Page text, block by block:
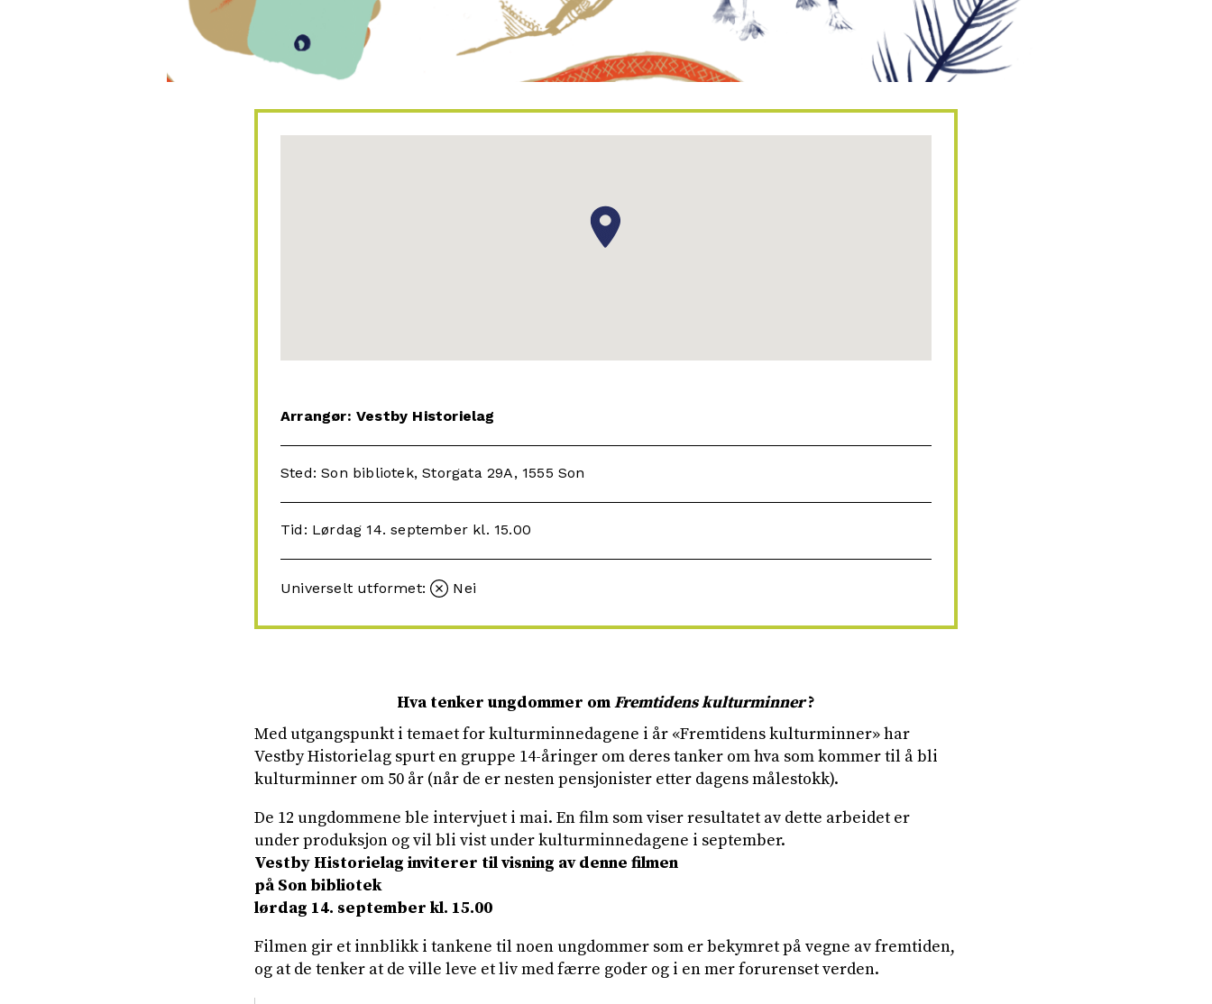
Arrangør: Vestby Historielag
Sted: Son bibliotek, Storgata 29A, 1555 Son
Tid: Lørdag 14. september kl. 15.00
Universelt utformet: Nei
Hva tenker ungdommer omFremtidens kulturminner?
Med utgangspunkt i temaet for kulturminnedagene i år «Fremtidens kulturminner» har
Vestby Historielag spurt en gruppe 14-åringer om deres tanker om hva som kommer til å bli
kulturminner om 50 år (når de er nesten pensjonister etter dagens målestokk).
De 12 ungdommene ble intervjuet i mai. En film som viser resultatet av dette arbeidet er
under produksjon og vil bli vist under kulturminnedagene i september.
Vestby Historielag inviterer til visning av denne filmen
på Son bibliotek
lørdag 14. september kl. 15.00
Filmen gir et innblikk i tankene til noen ungdommer som er bekymret på vegne av fremtiden,
og at de tenker at de ville leve et liv med færre goder og i en mer forurenset verden.